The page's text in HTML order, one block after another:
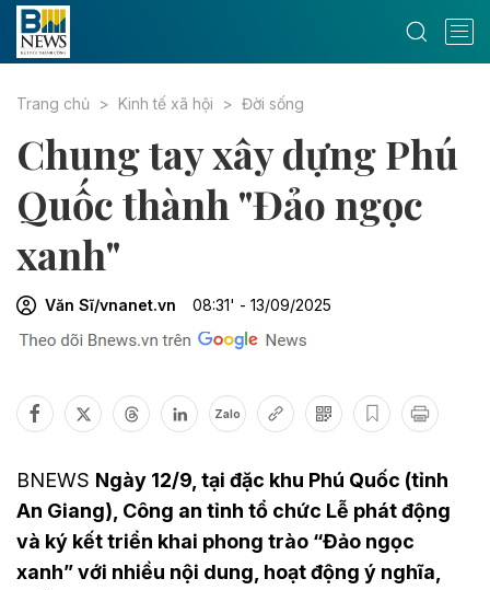
Trang chủ Kinh tế xã hội Đời sống
Chung tay xây dựng Phú
Quốc thành "Đảo ngọc
xanh"
Văn Sĩ/vnanet.vn 08:31' - 13/09/2025
Zalo
BNEWS Ngày 12/9, tại đặc khu Phú Quốc (tỉnh
An Giang), Công an tỉnh tổ chức Lễ phát động
và ký kết triển khai phong trào “Đảo ngọc
xanh” với nhiều nội dung, hoạt động ý nghĩa,